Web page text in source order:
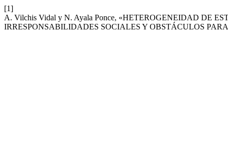
[1]
A. Vilchis Vidal y N. Ayala Ponce, «HETEROGENEIDAD DE
IRRESPONSABILIDADES SOCIALES Y OBSTÁCULOS